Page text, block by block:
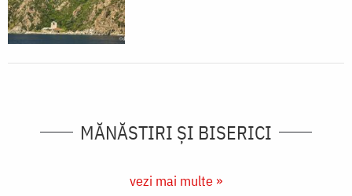
MĂNĂSTIRI ȘI BISERICI
vezi mai multe »